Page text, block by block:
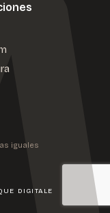
DIGITALE
iguales